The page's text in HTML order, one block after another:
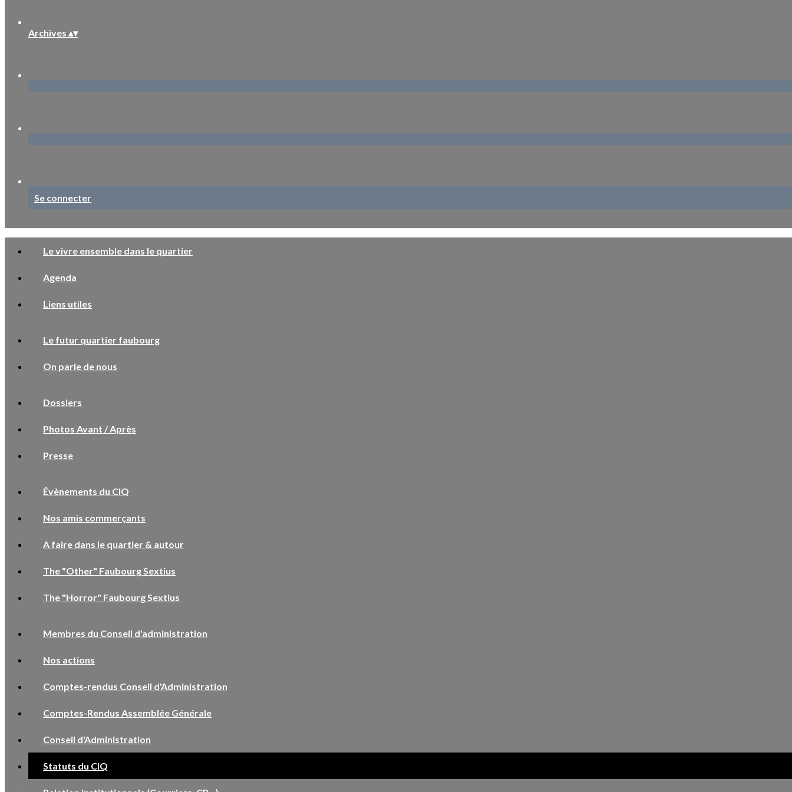
Archives ▴▾
Se connecter
Le vivre ensemble dans le quartier
Agenda
Liens utiles
Le futur quartier faubourg
On parle de nous
Dossiers
Photos Avant / Après
Presse
Évènements du CIQ
Nos amis commerçants
A faire dans le quartier & autour
The "Other" Faubourg Sextius
The "Horror" Faubourg Sextius
Membres du Conseil d'administration
Nos actions
Comptes-rendus Conseil d'Administration
Comptes-Rendus Assemblée Générale
Conseil d'Administration
Statuts du CIQ